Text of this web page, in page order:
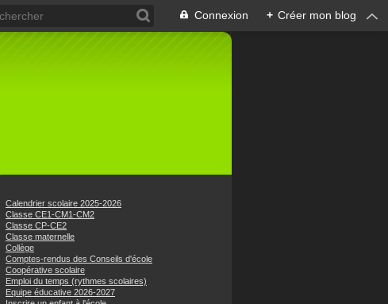
Connexion + Créer mon blog
Calendrier scolaire 2025-2026
Classe CE1-CM1-CM2
Classe CP-CE2
Classe maternelle
Collège
Comptes-rendus des Conseils d'école
Coopérative scolaire
Emploi du temps (rythmes scolaires)
Equipe éducative 2026-2027